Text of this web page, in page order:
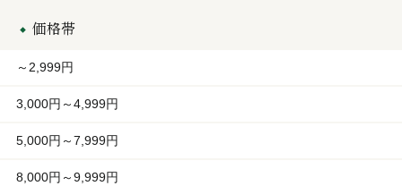
価格帯
～2,999円
3,000円～4,999円
5,000円～7,999円
8,000円～9,999円